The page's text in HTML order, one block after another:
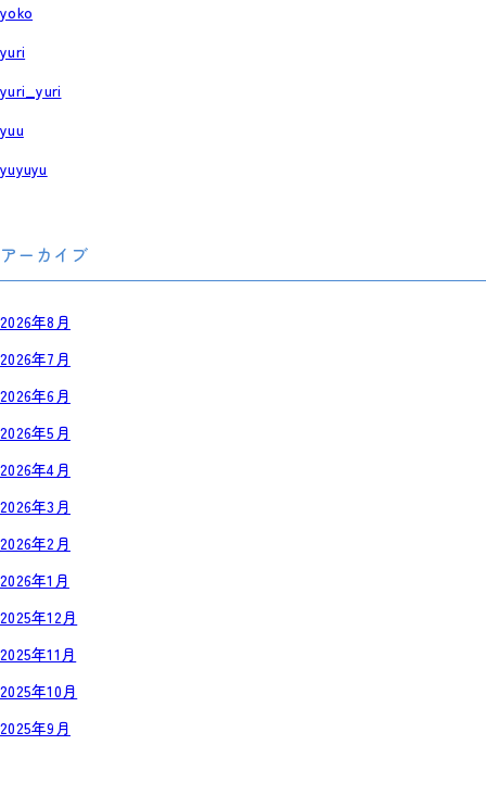
yoko
yuri
yuri_yuri
yuu
yuyuyu
アーカイブ
2026年8月
2026年7月
2026年6月
2026年5月
2026年4月
2026年3月
2026年2月
2026年1月
2025年12月
2025年11月
2025年10月
2025年9月